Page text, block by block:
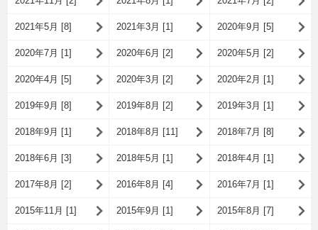
2021年5月 [8] 2021年3月 [1] 2020年9月 [5]
2020年7月 [1] 2020年6月 [2] 2020年5月 [2]
2020年4月 [5] 2020年3月 [2] 2020年2月 [1]
2019年9月 [8] 2019年8月 [2] 2019年3月 [1]
2018年9月 [1] 2018年8月 [11] 2018年7月 [8]
2018年6月 [3] 2018年5月 [1] 2018年4月 [1]
2017年8月 [2] 2016年8月 [4] 2016年7月 [1]
2015年11月 [1] 2015年9月 [1] 2015年8月 [7]